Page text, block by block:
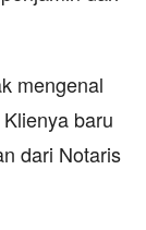
mengenal
baru
dari Notaris